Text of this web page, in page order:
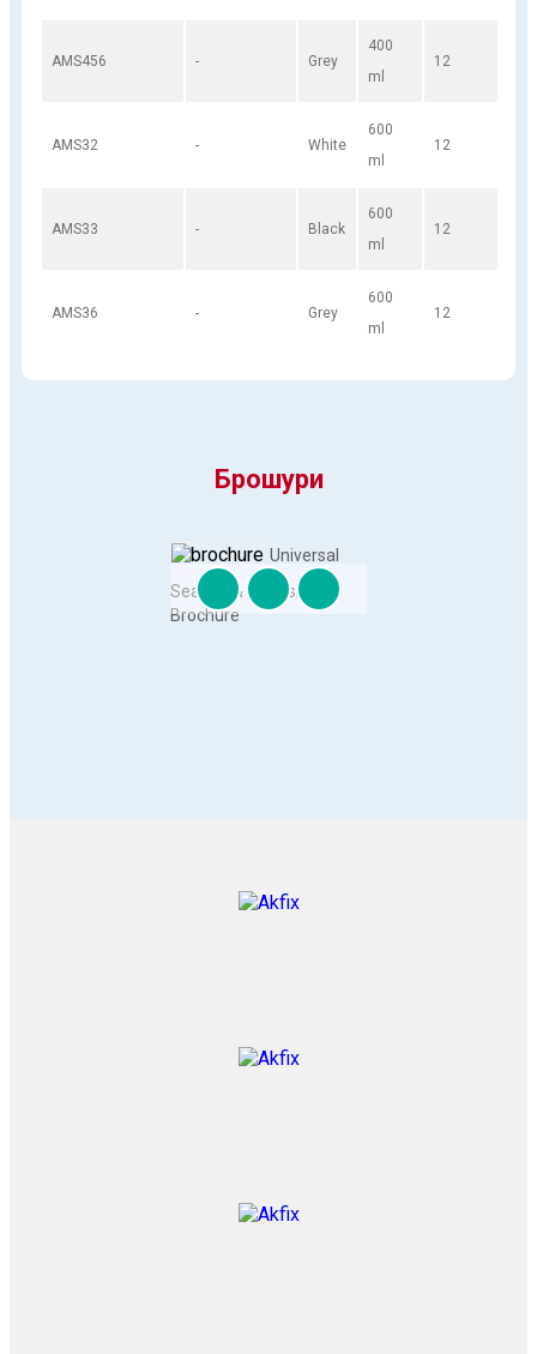
AMS456 - Grey
400
ml
12
AMS32 - White
600
ml
12
AMS33 - Black
600
ml
12
AMS36 - Grey
600
ml
12
Брошури
Universal
Sealant & Adhesive
Brochure